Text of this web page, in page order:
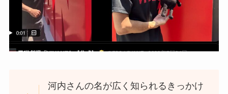
河内さんの名が広く知られるきっかけ